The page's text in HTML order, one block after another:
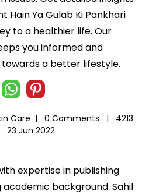
Ya Gulab Ki Pankhari
to a healthier life. Our
you informed and
a better lifestyle.
Care | 0 Comments |
4213
23 Jun 2022
expertise in publishing
background. Sahil